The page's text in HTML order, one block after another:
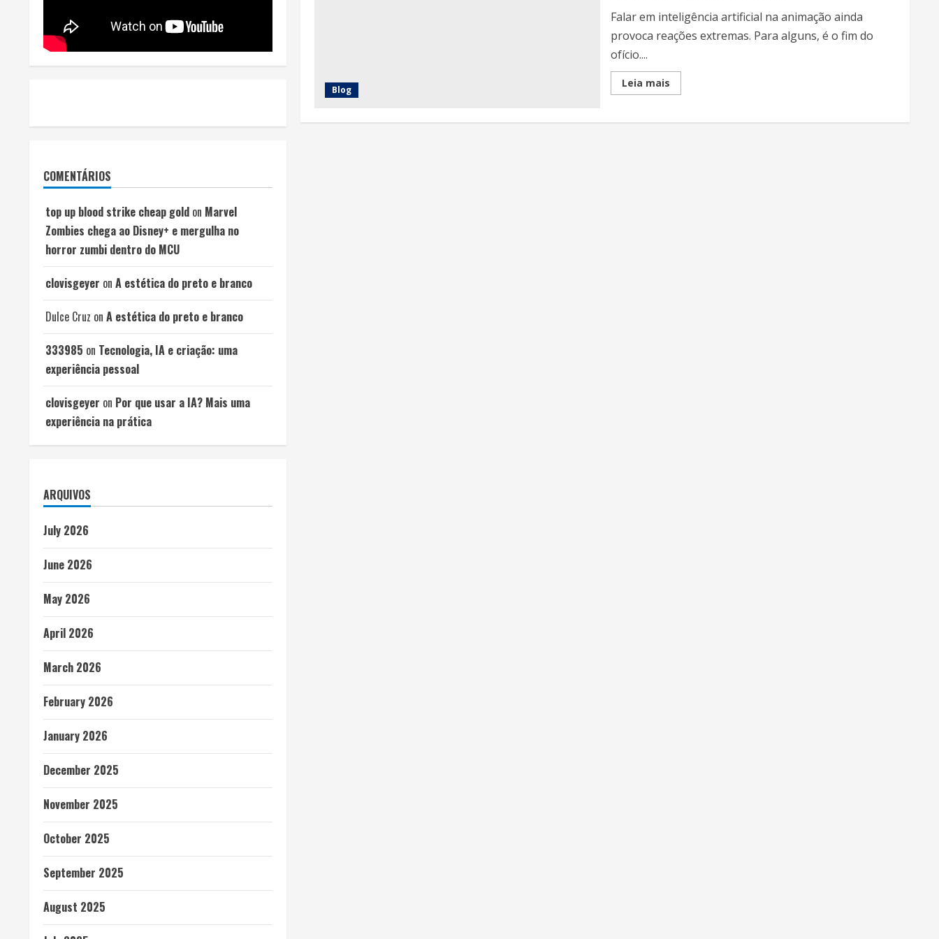
Blog
Falar em inteligência artificial na animação ainda
provoca reações extremas. Para alguns, é o fim do
ofício....
Leia maisRead
more
e
COMENTÁRIOS
top up blood strike cheap gold on Marvel
Zombies chega ao Disney+ e mergulha no
horror zumbi dentro do MCU
clovisgeyer on A estética do preto e branco
Dulce Cruz on A estética do preto e branco
333985 on Tecnologia, IA e criação: uma
experiência pessoal
clovisgeyer on Por que usar a IA? Mais uma
experiência na prática
ARQUIVOS
July 2026
June 2026
May 2026
April 2026
March 2026
February 2026
January 2026
December 2025
November 2025
October 2025
September 2025
August 2025